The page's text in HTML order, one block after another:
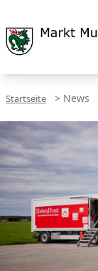
Startseite > News